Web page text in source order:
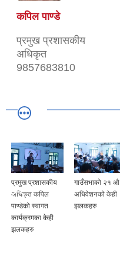
कपिल पाण्डे
प्रमुख प्रशासकीय
अधिकृत
9857683810
प्रमुख प्रशासकीय
अधिकृत कपिल
पाण्डेको स्वागत
कार्यक्रमका केही
झलकहरु
गाउँसभाको २१ औ
अधिवेशनको केही
झलकहरु